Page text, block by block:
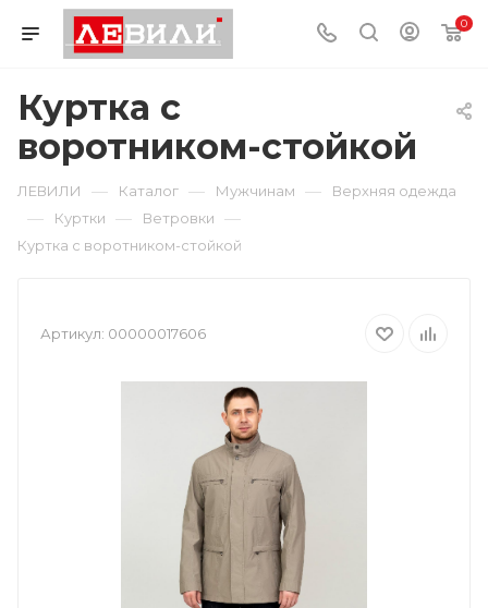
0
Куртка с
воротником-стойкой
ЛЕВИЛИ — Каталог — Мужчинам — Верхняя одежда
— Куртки — Ветровки —
Куртка с воротником-стойкой
Артикул: 00000017606